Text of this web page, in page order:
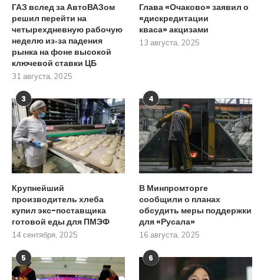
ГАЗ вслед за АвтоВАЗом
решил перейти на
четырехдневную рабочую
неделю из‑за падения
рынка на фоне высокой
ключевой ставки ЦБ
31 августа, 2025
Глава «Очаково» заявил о
«дискредитации
кваса» акцизами
13 августа, 2025
3
Крупнейший
производитель хлеба
купил экс-поставщика
готовой еды для ПМЭФ
14 сентября, 2025
4
В Минпромторге
сообщили о планах
обсудить меры поддержки
для «Русала»
16 августа, 2025
5 6